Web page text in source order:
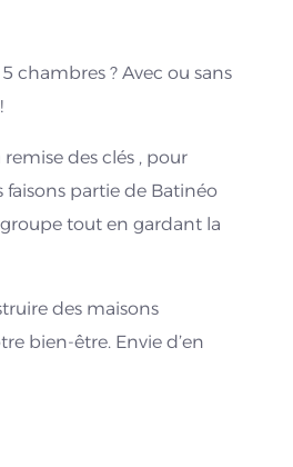
chambres ? Avec ou sans
des clés , pour
partie de Batinéo
tout en gardant la
des maisons
bien-être. Envie d’en